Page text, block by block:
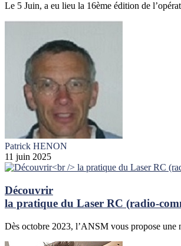
Le 5 Juin, a eu lieu la 16ème édition de
Patrick HENON
11 juin 2025
Découvrir
la pratique du Laser RC (radio-
Dès octobre 2023, l’ANSM vous propose